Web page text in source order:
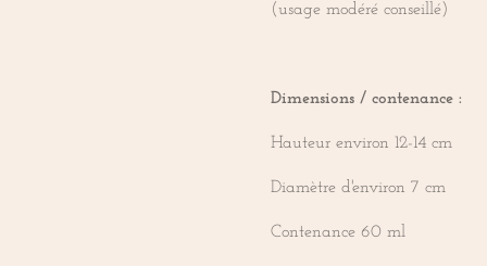
(usage modéré conseillé)
Dimensions / contenance :
Hauteur environ 12-14 cm
Diamètre d'environ 7 cm
Contenance 60 ml